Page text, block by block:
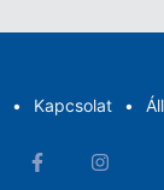
Kapcsolat